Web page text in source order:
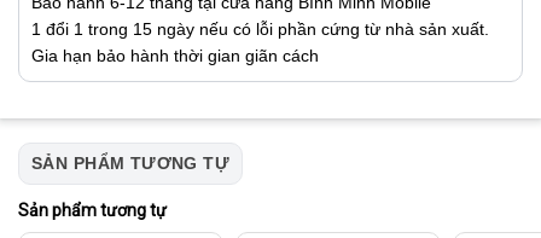
1 đổi 1 trong 15 ngày nếu có lỗi phần cứng từ nhà sản xuất.
Gia hạn bảo hành thời gian giãn cách
SẢN PHẨM TƯƠNG TỰ
Sản phẩm tương tự